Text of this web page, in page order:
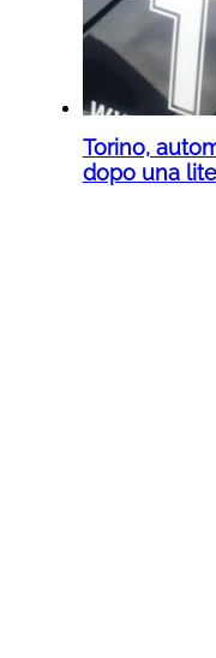
Torino,
dopo una